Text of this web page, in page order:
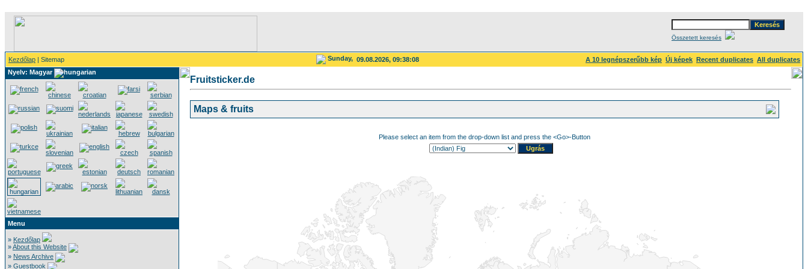
Összetett keresés
Kezdőlap | Sitemap Sunday, 09.08.2026, 09:38:08 A 10 legnépszerűbb kép Új képek Recent duplicates All duplicates
Nyelv: Magyar
Menu
» Kezdőlap
»About this Website
» News Archive
» Guestbook
Fruitsticker.de
Maps & fruits
Please select an item from the drop-down list and press the <Go>-Button